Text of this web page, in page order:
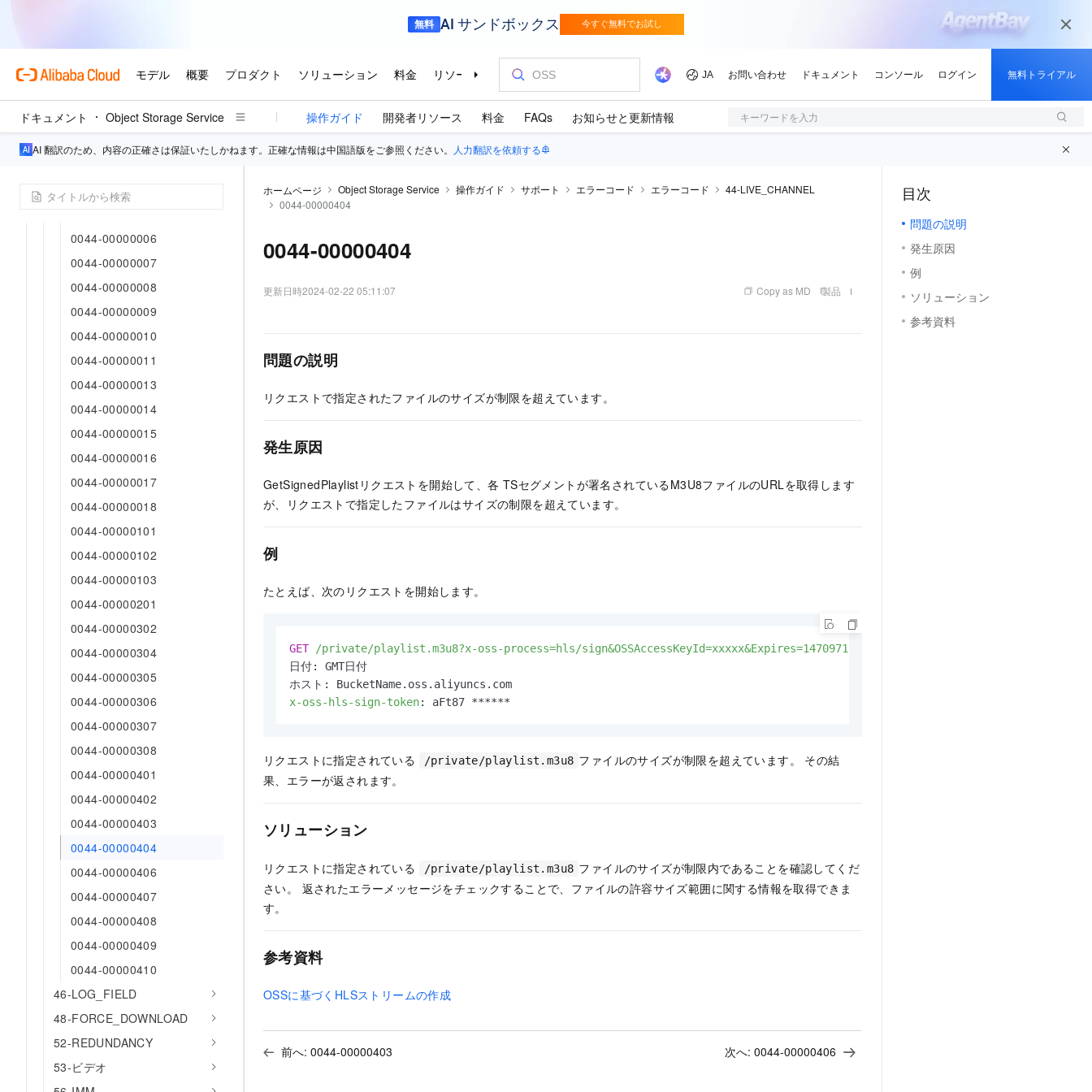
ドキュメント Object Storage Service 操作ガイド 開発者リソース 料金 FAQs お知らせと更新情報 キーワードを入力
AI 翻訳のため、内容の正確さは保証いたしかねます。正確な情報は中国語版をご参照ください。 人力翻訳を依頼する
43-SYMLINK
0044-00000001
0044-00000004
0044-00000006
0044-00000007
0044-00000008
0044-00000009
0044-00000010
0044-00000011
0044-00000013
0044-00000014
0044-00000015
0044-00000016
0044-00000017
0044-00000018
0044-00000101
0044-00000102
0044-00000103
0044-00000201
0044-00000302
0044-00000304
0044-00000305
0044-00000306
0044-00000307
0044-00000308
0044-00000401
0044-00000402
0044-00000403
0044-00000404
0044-00000406
0044-00000407
0044-00000408
0044-00000409
0044-00000410
46-LOG_FIELD
48-FORCE_DOWNLOAD
52-REDUNDANCY
53-ビデオ
ホームページ Object Storage Service 操作ガイド サポート エラーコード エラーコード
44-LIVE_CHANNEL
0044-00000404
0044-00000404
更新日時2024-02-22 05:11:07 Copy as MD 製品
問題の説明
リクエストで指定されたファイルのサイズが制限を超えています。
発生原因
GetSignedPlaylistリクエストを開始して、各 TSセグメントが署名されているM3U8ファイルのURLを取得します
が、リクエストで指定したファイルはサイズの制限を超えています。
例
たとえば、次のリクエストを開始します。
GET /private/playlist.m3u8?x-oss-process=hls/sign&OSSAccessKeyId=xxxxx&Expires=1470971863&Signature=***
日付: GMT日付
x-oss-hls-sign-token: aFt87 ******
リクエストに指定されている /private/playlist.m3u8 ファイルのサイズが制限を超えています。 その結
果、エラーが返されます。
ソリューション
リクエストに指定されている /private/playlist.m3u8 ファイルのサイズが制限内であることを確認してくだ
さい。 返されたエラーメッセージをチェックすることで、ファイルの許容サイズ範囲に関する情報を取得できま
す。
参考資料
OSSに基づくHLSストリームの作成
前へ: 0044-00000403 次へ: 0044-00000406
目次
問題の説明
発生原因
例
ソリューション
参考資料